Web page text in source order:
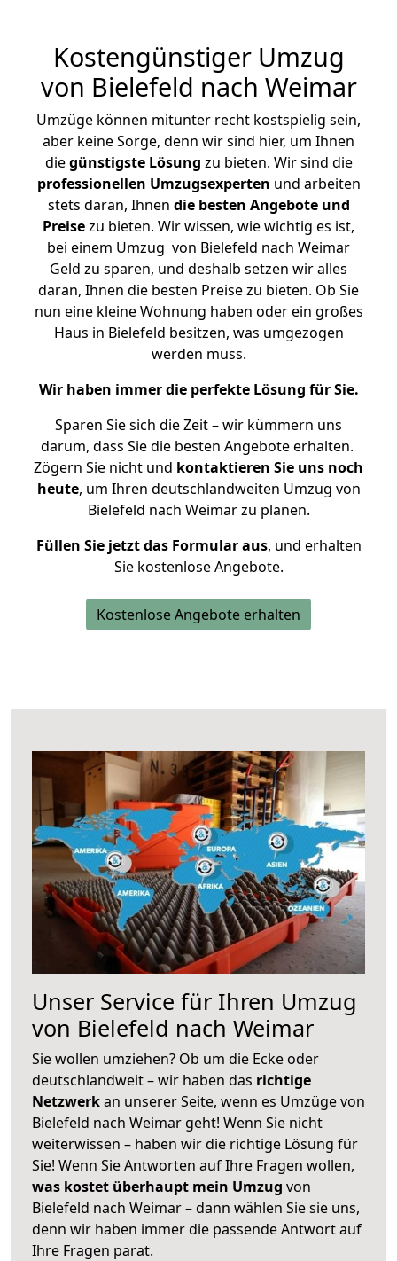
Kostengünstiger Umzug
von Bielefeld nach Weimar
Umzüge können mitunter recht kostspielig sein,
aber keine Sorge, denn wir sind hier, um Ihnen
diegünstigste Lösung zu bieten. Wir sind die
professionellen Umzugsexperten und arbeiten
stets daran, Ihnen die besten Angebote und
Preisezu bieten. Wir wissen, wie wichtig es ist,
bei einem Umzug von Bielefeld nach Weimar
Geld zu sparen, und deshalb setzen wir alles
daran, Ihnen die besten Preise zu bieten. Ob Sie
nun eine kleine Wohnung haben oder ein großes
Haus in Bielefeld besitzen, was umgezogen
werden muss.
Wir haben immer die perfekte Lösung für Sie.
Sparen Sie sich die Zeit – wir kümmern uns
darum, dass Sie die besten Angebote erhalten.
Zögern Sie nicht und kontaktieren Sie uns noch
heute, um Ihren deutschlandweiten Umzug von
Bielefeld nach Weimar zu planen.
Füllen Sie jetzt das Formular aus, und erhalten
Sie kostenlose Angebote.
Kostenlose Angebote erhalten
Unser Service für Ihren Umzug
von Bielefeld nach Weimar
Sie wollen umziehen? Ob um die Ecke oder
deutschlandweit – wir haben das richtige
Netzwerkan unserer Seite, wenn es Umzüge von
Bielefeld nach Weimar geht! Wenn Sie nicht
weiterwissen – haben wir die richtige Lösung für
Sie! Wenn Sie Antworten auf Ihre Fragen wollen,
was kostet überhaupt mein Umzug von
Bielefeld nach Weimar – dann wählen Sie sie uns,
denn wir haben immer die passende Antwort auf
Ihre Fragen parat.